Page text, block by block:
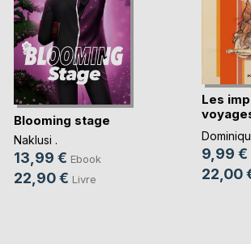
Blooming stage
Naklusi .
13,99 € Ebook
22,90 € Livre
Les
imbéc(...)
9,99 €
22,00